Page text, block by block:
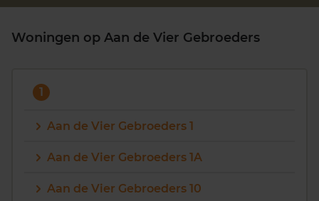
Zoek een woning
Woningen op Aan de Vier Gebroeders
1
Aan de Vier Gebroeders 1
Aan de Vier Gebroeders 1A
Aan de Vier Gebroeders 10